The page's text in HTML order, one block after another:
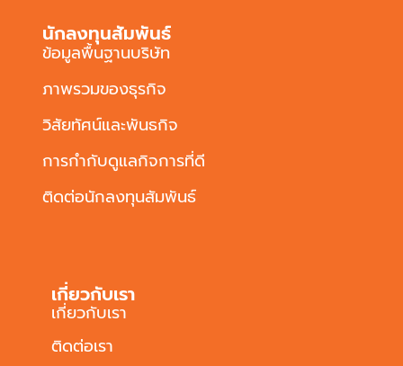
นักลงทุนสัมพันธ์
ข้อมูลพื้นฐานบริษัท
ภาพรวมของธุรกิจ
วิสัยทัศน์และพันธกิจ
การกำกับดูแลกิจการที่ดี
ติดต่อนักลงทุนสัมพันธ์
เกี่ยวกับเรา
เกี่ยวกับเรา
ติดต่อเรา